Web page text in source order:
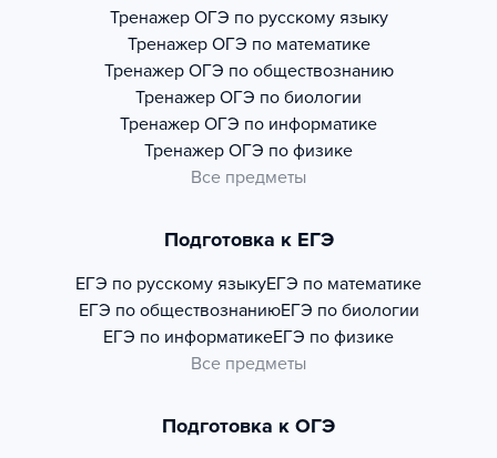
Тренажер ОГЭ по русскому языку
Тренажер ОГЭ по математике
Тренажер ОГЭ по обществознанию
Тренажер ОГЭ по биологии
Тренажер ОГЭ по информатике
Тренажер ОГЭ по физике
Все предметы
Подготовка к ЕГЭ
ЕГЭ по русскому языкуЕГЭ по математике
ЕГЭ по обществознаниюЕГЭ по биологии
ЕГЭ по информатикеЕГЭ по физике
Все предметы
Подготовка к ОГЭ